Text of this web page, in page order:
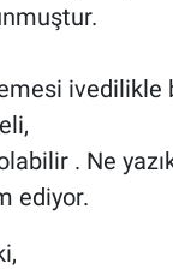
ivedilikle
. Ne
ediyor.